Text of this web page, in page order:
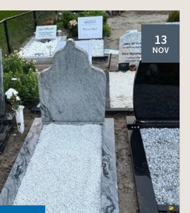
13
NOV